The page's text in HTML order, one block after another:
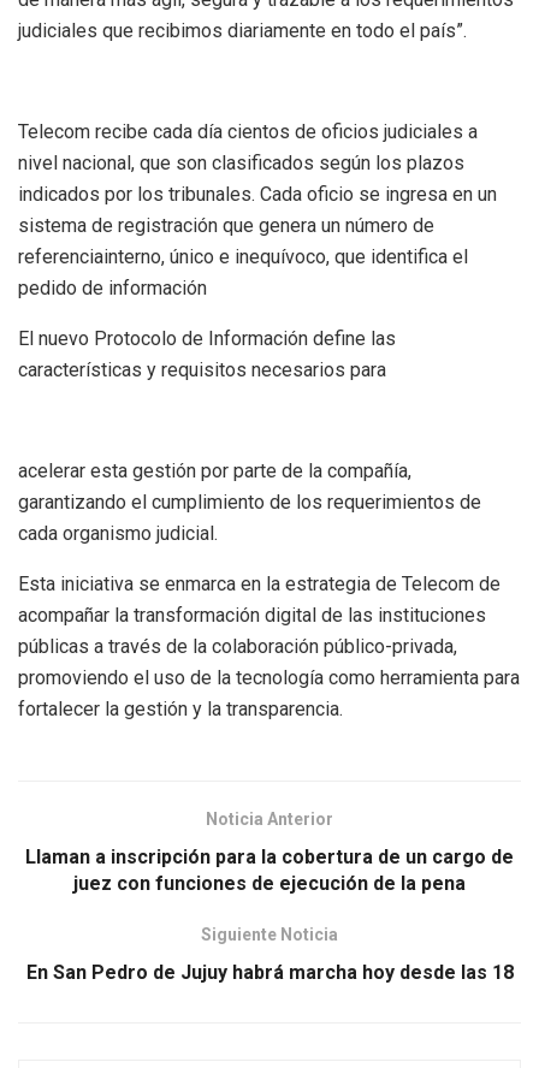
judiciales que recibimos diariamente en todo el país”.
Telecom recibe cada día cientos de oficios judiciales a
nivel nacional, que son clasificados según los plazos
indicados por los tribunales. Cada oficio se ingresa en un
sistema de registración que genera un número de
referenciainterno, único e inequívoco, que identifica el
pedido de información
El nuevo Protocolo de Información define las
características y requisitos necesarios para
acelerar esta gestión por parte de la compañía,
garantizando el cumplimiento de los requerimientos de
cada organismo judicial.
Esta iniciativa se enmarca en la estrategia de Telecom de
acompañar la transformación digital de las instituciones
públicas a través de la colaboración público-privada,
promoviendo el uso de la tecnología como herramienta para
fortalecer la gestión y la transparencia.
Noticia Anterior
Llaman a inscripción para la cobertura de un cargo de
juez con funciones de ejecución de la pena
Siguiente Noticia
En San Pedro de Jujuy habrá marcha hoy desde las 18